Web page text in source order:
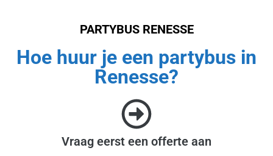
PARTYBUS RENESSE
Hoe huur je een partybus in
Renesse?
Vraag eerst een offerte aan